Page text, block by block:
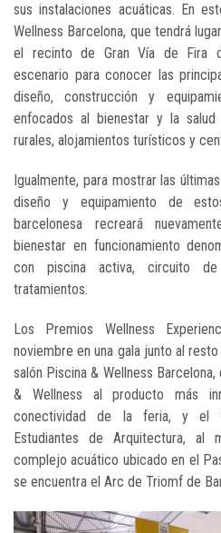
sus instalaciones acuáticas. En
Wellness Barcelona, que tendrá
el recinto de Gran Vía de Fira
escenario para conocer las
diseño, construcción y
enfocados al bienestar y la salud
rurales, alojamientos turísticos y
Igualmente, para mostrar las
diseño y equipamiento de
barcelonesa recreará
bienestar en funcionamiento
con piscina activa, circuito
tratamientos.
Los Premios Wellness
noviembre en una gala junto al
salón Piscina & Wellness
& Wellness al producto más
conectividad de la feria, y el
Estudiantes de Arquitectura,
complejo acuático ubicado en el
se encuentra el Arc de Triomf de